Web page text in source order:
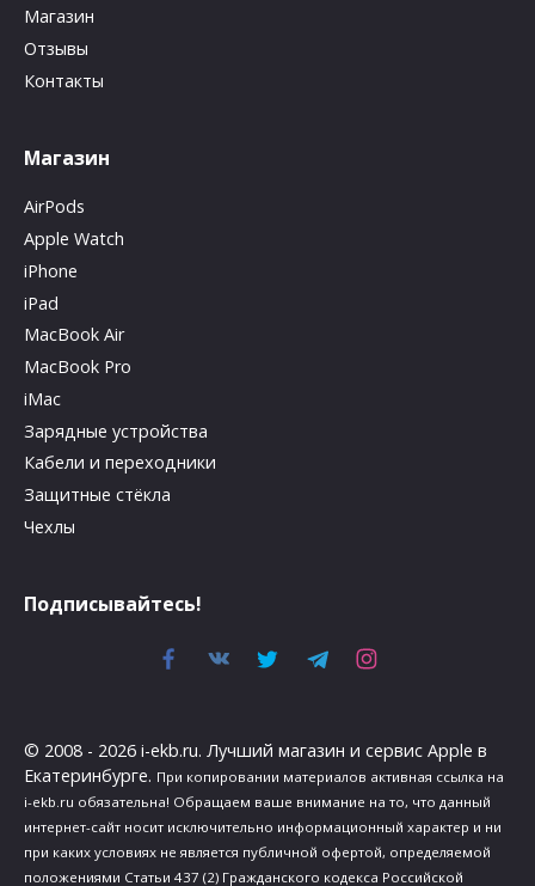
Магазин
Отзывы
Контакты
Магазин
AirPods
Apple Watch
iPhone
iPad
MacBook Air
MacBook Pro
iMac
Зарядные устройства
Кабели и переходники
Защитные стёкла
Чехлы
Подписывайтесь!
© 2008 - 2026 i-ekb.ru. Лучший магазин и сервис Apple в
Екатеринбурге. При копировании материалов активная ссылка на
i-ekb.ru обязательна! Обращаем ваше внимание на то, что данный
интернет-сайт носит исключительно информационный характер и ни
при каких условиях не является публичной офертой, определяемой
положениями Статьи 437 (2) Гражданского кодекса Российской